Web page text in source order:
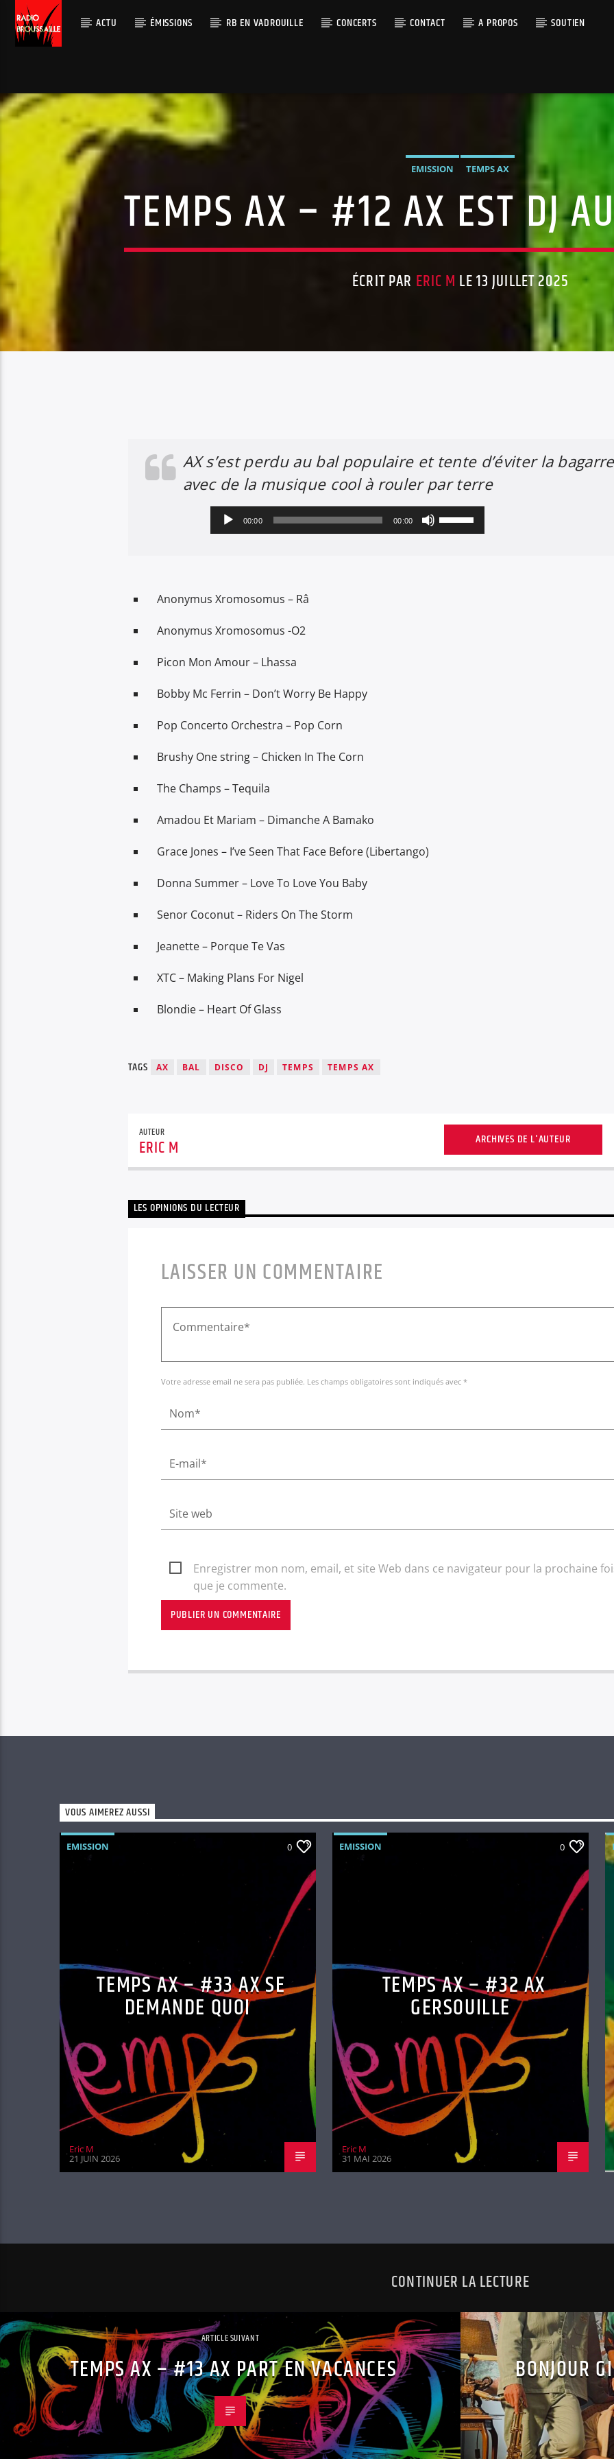
ACTU ÉMISSIONS RB EN VADROUILLE CONCERTS CONTACT A PROPOS SOUTIEN
EMISSION TEMPS AX
TEMPS AX – #12 AX EST DJ
ÉCRIT PAR ERIC M LE 13 JUILLET 2025
AX s’est perdu au bal populaire et tente d’éviter la bagarre
avec de la musique cool à rouler par terre
Lecteur
audio
00:00 00:00
Utilisez
les
Anonymus Xromosomus – Râ
Anonymus Xromosomus -O2
Picon Mon Amour – Lhassa
Bobby Mc Ferrin – Don’t Worry Be Happy
Pop Concerto Orchestra – Pop Corn
Brushy One string – Chicken In The Corn
The Champs – Tequila
Amadou Et Mariam – Dimanche A Bamako
Grace Jones – I’ve Seen That Face Before (Libertango)
Donna Summer – Love To Love You Baby
Senor Coconut – Riders On The Storm
Jeanette – Porque Te Vas
XTC – Making Plans For Nigel
Blondie – Heart Of Glass
TAGS AX BAL DISCO DJ TEMPS TEMPS AX
AUTEUR
ERIC M ARCHIVES DE L'AUTEUR
LES OPINIONS DU LECTEUR
LAISSER UN COMMENTAIRE
Votre adresse email ne sera pas publiée. Les champs obligatoires sont indiqués avec *
Enregistrer mon nom, email, et site Web dans ce navigateur pour la prochaine
que je commente.
VOUS AIMEREZ AUSSI
EMISSION 0
TEMPS AX – #33 AX SE
DEMANDE QUOI
Eric M
21 JUIN 2026
EMISSION 0
TEMPS AX – #32 AX
GERSOUILLE
Eric M
31 MAI 2026
CONTINUER LA LECTURE
ARTICLE SUIVANT
TEMPS AX – #13 AX PART EN VACANCES BONJOUR